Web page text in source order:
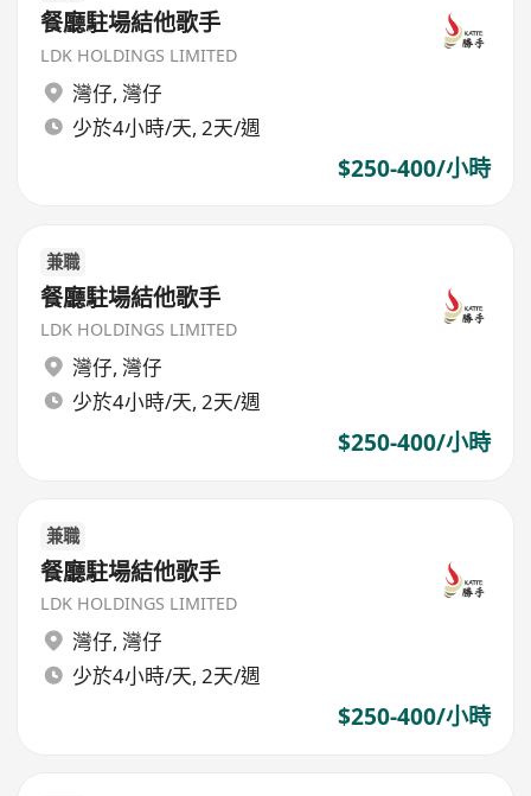
餐廳駐場結他歌手
LDK HOLDINGS LIMITED
灣仔, 灣仔
少於4小時/天, 2天/週
$250-400/小時
兼職
餐廳駐場結他歌手
LDK HOLDINGS LIMITED
灣仔, 灣仔
少於4小時/天, 2天/週
$250-400/小時
兼職
餐廳駐場結他歌手
LDK HOLDINGS LIMITED
灣仔, 灣仔
少於4小時/天, 2天/週
$250-400/小時